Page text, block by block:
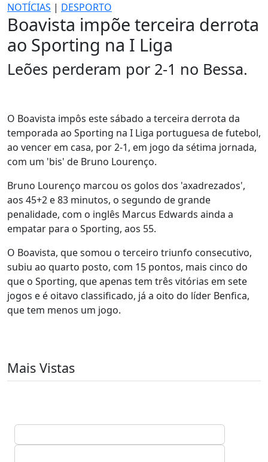
NOTÍCIAS | DESPORTO
Boavista impõe terceira derrota
ao Sporting na I Liga
Leões perderam por 2-1 no Bessa.
O Boavista impôs este sábado a terceira derrota da
temporada ao Sporting na I Liga portuguesa de futebol,
ao vencer em casa, por 2-1, em jogo da sétima jornada,
com um 'bis' de Bruno Lourenço.
Bruno Lourenço marcou os golos dos 'axadrezados',
aos 45+2 e 83 minutos, o segundo de grande
penalidade, com o inglês Marcus Edwards ainda a
empatar para o Sporting, aos 55.
O Boavista, que somou o terceiro triunfo consecutivo,
subiu ao quarto posto, com 15 pontos, mais cinco do
que o Sporting, que apenas tem três vitórias em sete
jogos e é oitavo classificado, já a oito do líder Benfica,
que tem menos um jogo.
Mais Vistas